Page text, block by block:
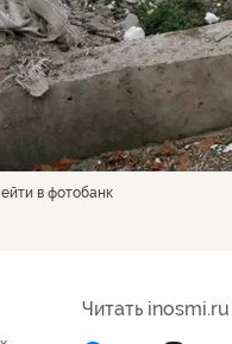
в фотобанк
Читать inosmi.ru